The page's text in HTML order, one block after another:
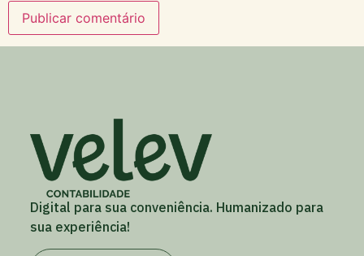
Digital para sua conveniência. Humanizado para
sua experiência!